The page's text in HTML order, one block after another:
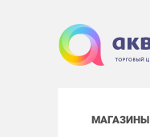
МАГАЗИНЫ